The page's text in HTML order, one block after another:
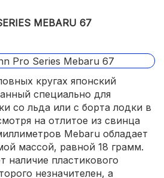
MEBARU 67
кругах японский
специально для
со льда или с борта лодки в
на отлитое из свинца
Mebaru обладает
массой, равной 18 грамм.
наличие пластикового
незначителен, а